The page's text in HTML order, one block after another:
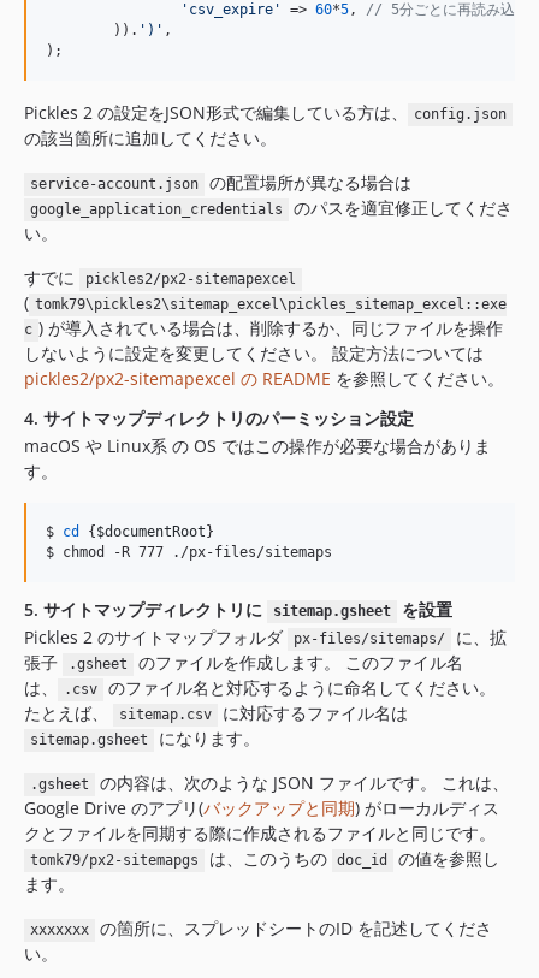
' csv_expire ' => 60*5, // 5分ごとに再読み込み
	)).
' ) ' ,
);
Pickles 2 の設定をJSON形式で編集している方は、 config.json
の該当箇所に追加してください。
service-account.json の配置場所が異なる場合は
google_application_credentials
のパスを適宜修正してくださ
い。
すでに
pickles2/px2-sitemapexcel
( tomk79\pickles2\sitemap_excel\pickles_sitemap_excel::exe
c ) が導入されている場合は、削除するか、同じファイルを操作
しないように設定を変更してください。 設定方法については
pickles2/px2-sitemapexcel の README を参照してください。
4. サイトマップディレクトリのパーミッション設定
macOS や Linux系 の OS ではこの操作が必要な場合がありま
す。
$ cd { $documentRoot }
$ chmod -R 777 ./px-files/sitemaps
5. サイトマップディレクトリに sitemap.gsheet
を設置
Pickles 2 のサイトマップフォルダ
px-files/sitemaps/
に、拡
張子
.gsheet
のファイルを作成します。 このファイル名
は、
.csv
のファイル名と対応するように命名してください。
たとえば、
sitemap.csv に対応するファイル名は
sitemap.gsheet になります。
.gsheet
の内容は、次のような JSON ファイルです。 これは、
Google Drive のアプリ(バックアップと同期) がローカルディス
クとファイルを同期する際に作成されるファイルと同じです。
tomk79/px2-sitemapgs は、このうちの doc_id
の値を参照し
ます。
xxxxxxx
の箇所に、スプレッドシートのID を記述してくださ
い。